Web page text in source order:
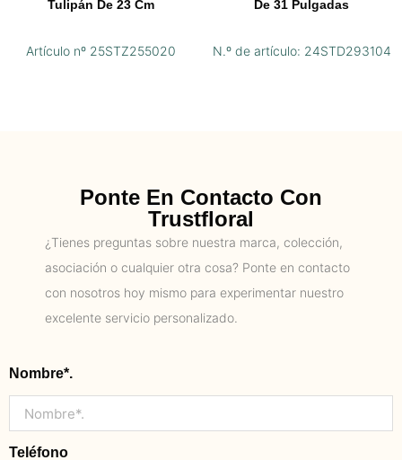
Tulipán De 23 Cm
Artículo nº 25STZ255020
De 31 Pulgadas
N.º de artículo: 24STD293104
Ponte En Contacto Con
Trustfloral
¿Tienes preguntas sobre nuestra marca, colección,
asociación o cualquier otra cosa? Ponte en contacto
con nosotros hoy mismo para experimentar nuestro
excelente servicio personalizado.
Nombre*.
Teléfono